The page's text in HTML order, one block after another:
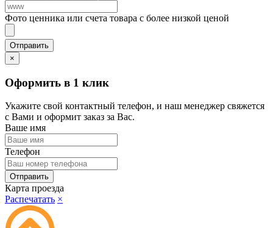
Фото ценника или счета товара с более низкой ценой
×
Оформить в 1 клик
Укажите свой контактный телефон, и наш менеджер свяжется
с Вами и оформит заказ за Вас.
Ваше имя
Телефон
Карта проезда
Распечатать ×